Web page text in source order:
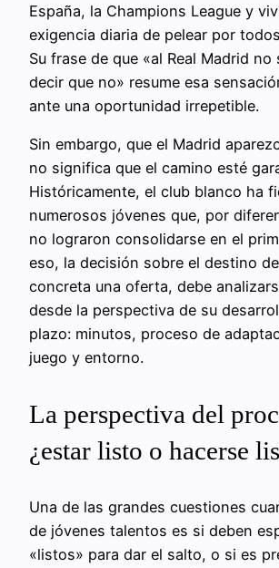
España, la Champions League y
exigencia diaria de pelear por
Su frase de que «al Real Madrid no
decir que no» resume esa
ante una oportunidad irrepetible.
Sin embargo, que el Madrid
no significa que el camino esté
Históricamente, el club blanco ha
numerosos jóvenes que, por
no lograron consolidarse en el
eso, la decisión sobre el destino
concreta una oferta, debe
desde la perspectiva de su
plazo: minutos, proceso de
juego y entorno.
La perspectiva del
¿estar listo o hacerse
Una de las grandes cuestiones
de jóvenes talentos es si deben
«listos» para dar el salto, o si es